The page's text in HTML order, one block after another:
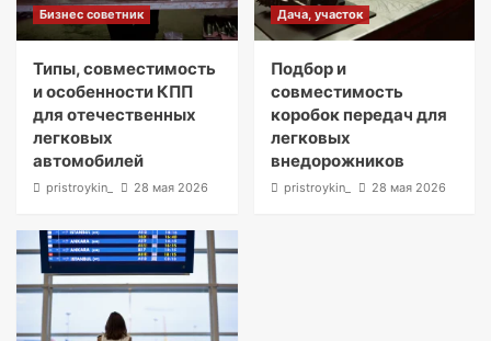
Бизнес советник
Типы, совместимость
и особенности КПП
для отечественных
легковых
автомобилей
pristroykin_ 28 мая 2026
Дача, участок
Подбор и
совместимость
коробок передач для
легковых
внедорожников
pristroykin_ 28 мая 2026